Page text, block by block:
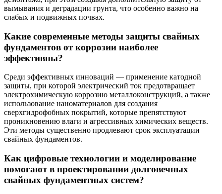
вымывания и деградации грунта, что особенно важно на
слабых и подвижных почвах.
Какие современные методы защиты свайных
фундаментов от коррозии наиболее
эффективны?
Среди эффективных инноваций — применение катодной
защиты, при которой электрический ток предотвращает
электрохимическую коррозию металлоконструкций, а также
использование наноматериалов для создания
сверхгидрофобных покрытий, которые препятствуют
проникновению влаги и агрессивных химических веществ.
Эти методы существенно продлевают срок эксплуатации
свайных фундаментов.
Как цифровые технологии и моделирование
помогают в проектировании долговечных
свайных фундаментных систем?